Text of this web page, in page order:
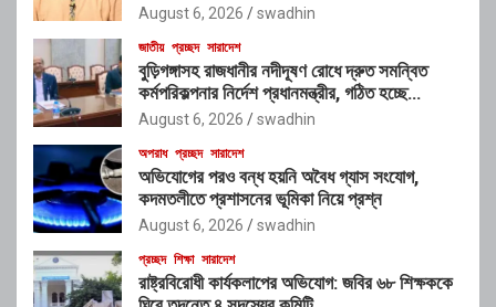
নেই”: রাশেদ খাঁনের
August 6, 2026 swadhin
জাতীয় প্রচ্ছদ সারাদেশ
বুড়িগঙ্গাসহ রাজধানীর নদীদূষণ রোধে দ্রুত সমন্বিত
কর্মপরিকল্পনার নির্দেশ প্রধানমন্ত্রীর, গঠিত হচ্ছে
আন্তঃসংস্থা সমন্বয় কমিটি
August 6, 2026 swadhin
অপরাধ প্রচ্ছদ সারাদেশ
অভিযোগের পরও বন্ধ হয়নি অবৈধ গ্যাস সংযোগ,
কদমতলীতে প্রশাসনের ভূমিকা নিয়ে প্রশ্ন
August 6, 2026 swadhin
প্রচ্ছদ শিক্ষা সারাদেশ
রাষ্ট্রবিরোধী কার্যকলাপের অভিযোগ: জবির ৬৮ শিক্ষককে